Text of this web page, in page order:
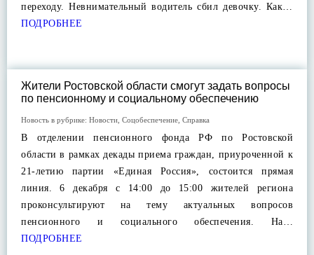
переходу. Невнимательный водитель сбил девочку. Как…
ПОДРОБНЕЕ
Жители Ростовской области смогут задать вопросы
по пенсионному и социальному обеспечению
Новость в рубрике: Новости Соцобеспечение Справка
В отделении пенсионного фонда РФ по Ростовской
области в рамках декады приема граждан, приуроченной к
21-летию партии «Единая Россия», состоится прямая
линия. 6 декабря с 14:00 до 15:00 жителей региона
проконсультируют на тему актуальных вопросов
пенсионного и социального обеспечения. На…
ПОДРОБНЕЕ